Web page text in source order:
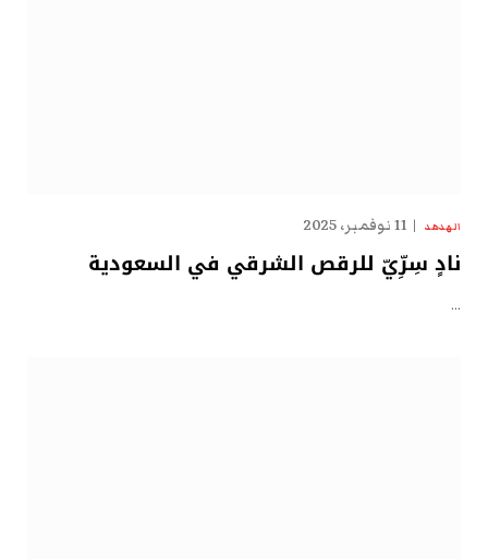
الهدهد 11 نوفمبر، 2025
نادٍ سِرِّيّ للرقص الشرقي في السعودية
…